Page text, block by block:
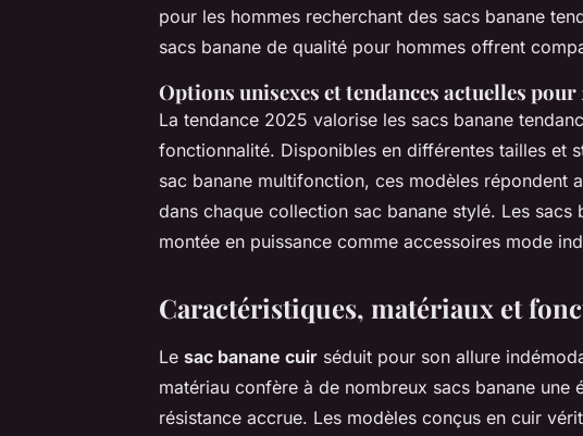
pour les hommes recherchant des sacs banane
sacs banane de qualité pour hommes offrent
Options unisexes et tendances actuelles pour
La tendance 2025 valorise les sacs banane
fonctionnalité. Disponibles en différentes tailles et
sac banane multifonction, ces modèles répondent
dans chaque collection sac banane stylé. Les
montée en puissance comme accessoires mode
Caractéristiques, matériaux et
Le sac banane cuir séduit pour son allure
matériau confère à de nombreux sacs banane une
résistance accrue. Les modèles conçus en cuir